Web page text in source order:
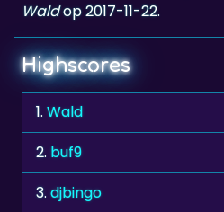
Waldop 2017-11-22.
Highscores
1.Wald
2. buf9
3.djbingo